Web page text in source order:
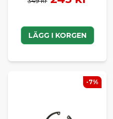
LÄGG I KORGEN
-7%